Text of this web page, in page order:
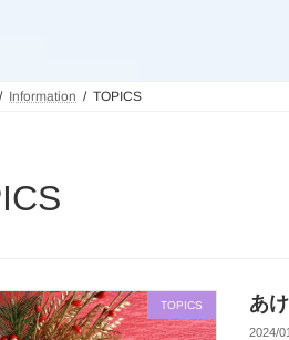
Information TOPICS
TOPICS あ
2024/